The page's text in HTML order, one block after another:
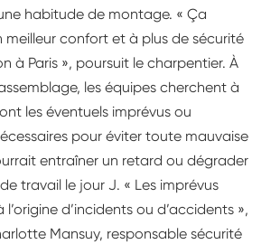
habitude de montage. « Ça
meilleur confort et à plus de sécurité
à Paris », poursuit le charpentier. À
les équipes cherchent à
les éventuels imprévus ou
pour éviter toute mauvaise
entraîner un retard ou dégrader
travail le jour J. « Les imprévus
d’incidents ou d’accidents »,
Mansuy, responsable sécurité